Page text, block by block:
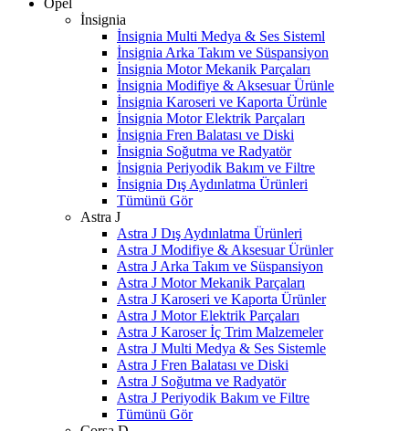
Opel
İnsignia
İnsignia Multi Medya & Ses Sisteml
İnsignia Arka Takım ve Süspansiyon
İnsignia Motor Mekanik Parçaları
İnsignia Modifiye & Aksesuar Ürünle
İnsignia Karoseri ve Kaporta Ürünle
İnsignia Motor Elektrik Parçaları
İnsignia Fren Balatası ve Diski
İnsignia Soğutma ve Radyatör
İnsignia Periyodik Bakım ve Filtre
İnsignia Dış Aydınlatma Ürünleri
Tümünü Gör
Astra J
Astra J Dış Aydınlatma Ürünleri
Astra J Modifiye & Aksesuar Ürünler
Astra J Arka Takım ve Süspansiyon
Astra J Motor Mekanik Parçaları
Astra J Karoseri ve Kaporta Ürünler
Astra J Motor Elektrik Parçaları
Astra J Karoser İç Trim Malzemeler
Astra J Multi Medya & Ses Sistemle
Astra J Fren Balatası ve Diski
Astra J Soğutma ve Radyatör
Astra J Periyodik Bakım ve Filtre
Tümünü Gör